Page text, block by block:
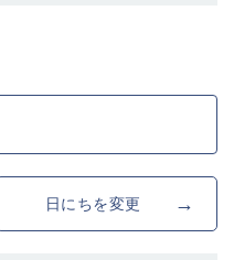
日にちを変更